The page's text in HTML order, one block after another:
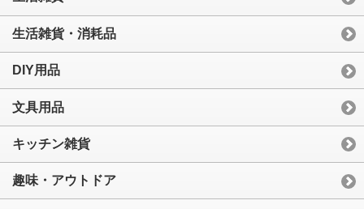
生活雑貨・消耗品
DIY用品
文具用品
キッチン雑貨
趣味・アウトドア